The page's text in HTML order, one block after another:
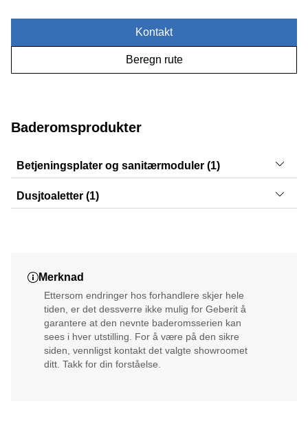
Kontakt
Beregn rute
Baderomsprodukter
Betjeningsplater og sanitærmoduler (1)
Sigma01
Dusjtoaletter (1)
Merknad
Ettersom endringer hos forhandlere skjer hele
tiden, er det dessverre ikke mulig for Geberit å
garantere at den nevnte baderomsserien kan
sees i hver utstilling. For å være på den sikre
siden, vennligst kontakt det valgte showroomet
ditt. Takk for din forståelse.